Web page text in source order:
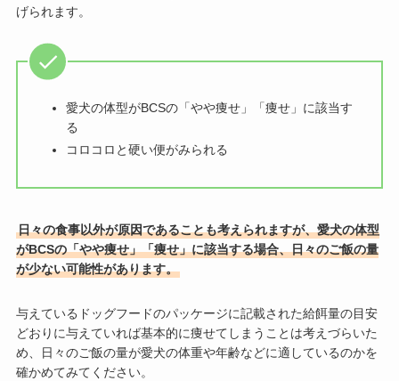
げられます。
愛犬の体型がBCSの「やや痩せ」「痩せ」に該当す
る
コロコロと硬い便がみられる
日々の食事以外が原因であることも考えられますが、愛犬の体型
がBCSの「やや痩せ」「痩せ」に該当する場合、日々のご飯の量
が少ない可能性があります。
与えているドッグフードのパッケージに記載された給餌量の目安
どおりに与えていれば基本的に痩せてしまうことは考えづらいた
め、日々のご飯の量が愛犬の体重や年齢などに適しているのかを
確かめてみてください。